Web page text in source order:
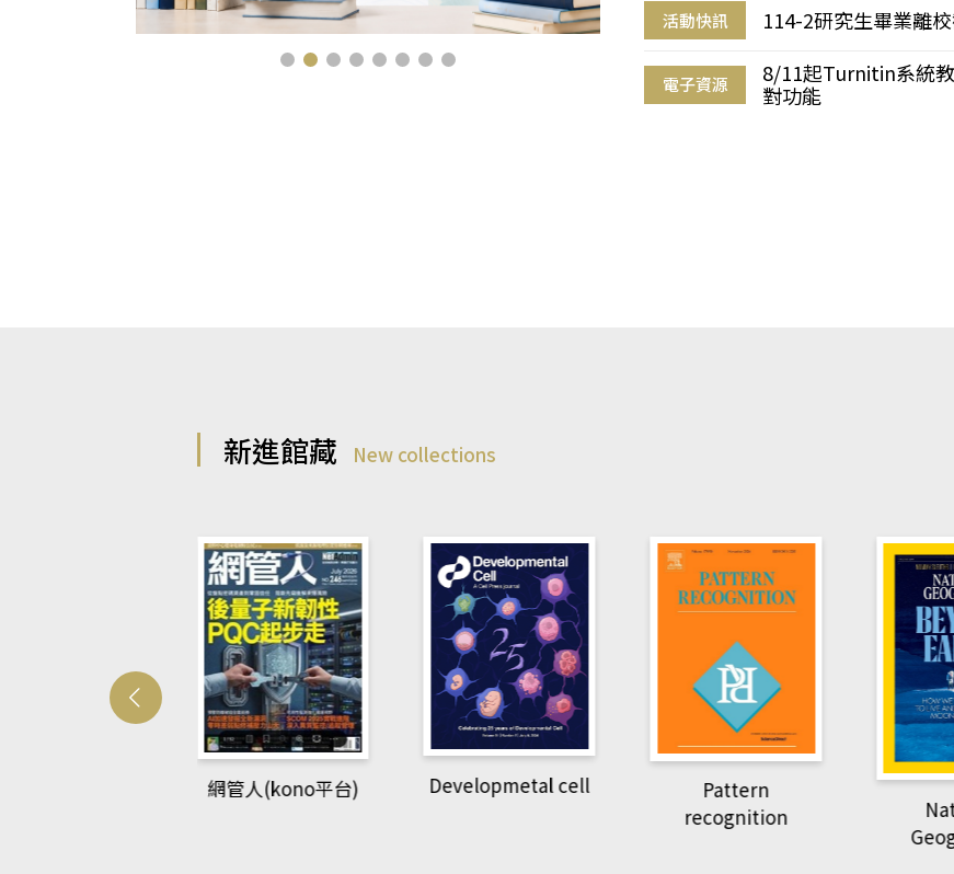
活動快訊 114-2研究生畢業離
電子資源
8/11起Turnitin系統
對功能
新進館藏 New collections
Developmetal cell
Pattern
National
Geographic